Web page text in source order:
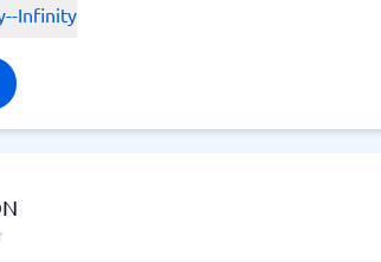
Infinity